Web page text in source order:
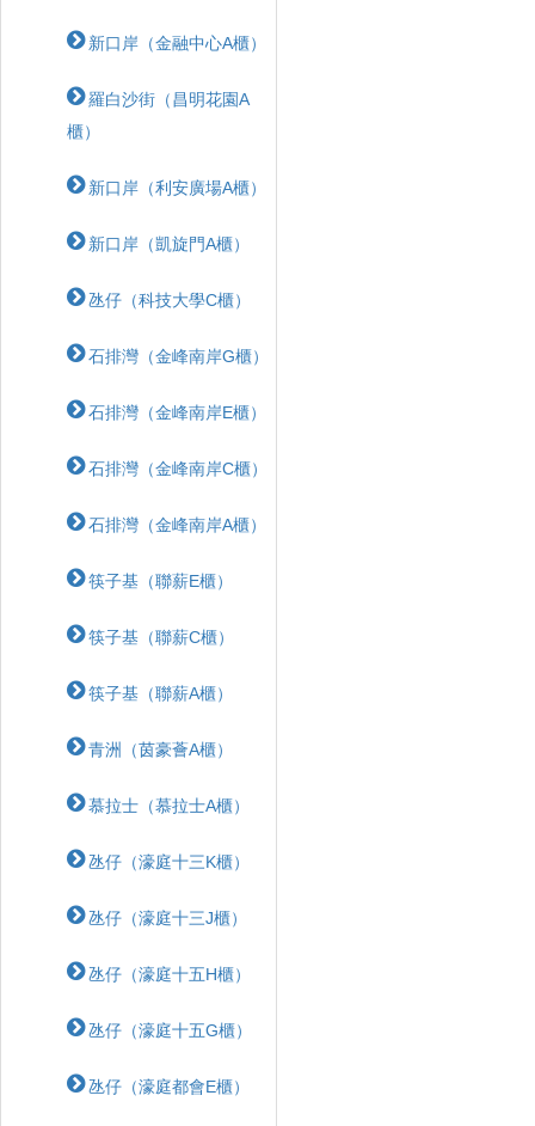
新口岸（金融中心A櫃）
羅白沙街（昌明花園A
櫃）
新口岸（利安廣場A櫃）
新口岸（凱旋門A櫃）
氹仔（科技大學C櫃）
石排灣（金峰南岸G櫃）
石排灣（金峰南岸E櫃）
石排灣（金峰南岸C櫃）
石排灣（金峰南岸A櫃）
筷子基（聯薪E櫃）
筷子基（聯薪C櫃）
筷子基（聯薪A櫃）
青洲（茵豪薈A櫃）
慕拉士（慕拉士A櫃）
氹仔（濠庭十三K櫃）
氹仔（濠庭十三J櫃）
氹仔（濠庭十五H櫃）
氹仔（濠庭十五G櫃）
氹仔（濠庭都會E櫃）